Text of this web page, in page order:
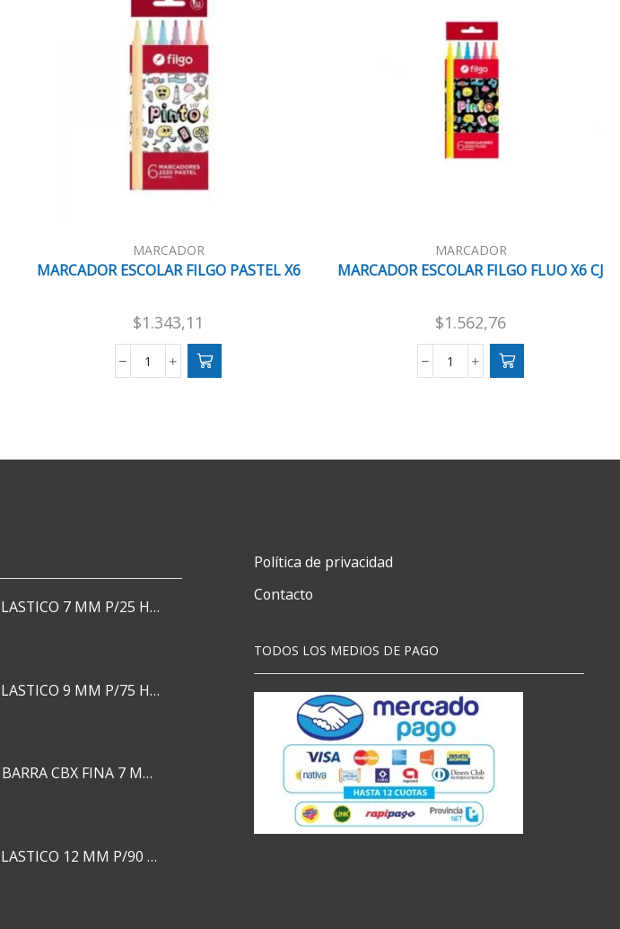
MARCADOR
MARCADOR ESCOLAR FILGO PASTEL X6
$1.343,11
MARCADOR
cantidad
MARCADOR
MARCADOR ESCOLAR FILGO FLUO X6 CJ
$1.562,76
MARCADOR
CJ
ESPIRAL PLASTICO 7 MM P/25 HJS X50x3000
ESPIRAL PLASTICO 9 MM P/75 HJS X50X2400
SILICONA BARRA CBX FINA 7 MM 28 CM
ESPIRAL PLASTICO 12 MM P/90 HJS X50X1500
Política de privacidad
Contacto
TODOS LOS MEDIOS DE PAGO